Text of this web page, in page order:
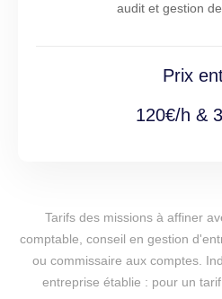
audit et gestion
Prix
120€/h &
Tarifs des missions à affiner
comptable, conseil en gestion
ou commissaire aux comptes.
entreprise établie : pour un